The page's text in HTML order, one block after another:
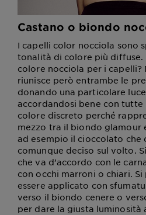
Castano o biondo
I capelli color nocciola sono
tonalità di colore più diffuse.
colore nocciola per i capelli?
riunisce però entrambe le
donando una particolare
accordandosi bene con tutte
colore discreto perché
mezzo tra il biondo glamour
ad esempio il cioccolato che
comunque deciso sul volto.
che va d’accordo con le
con occhi marroni o chiari.
essere applicato con
verso il biondo cenere o
per dare la giusta luminosità